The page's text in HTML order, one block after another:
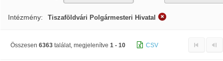
Intézmény: Tiszaföldvári Polgármesteri Hivatal
Összesen 6363 találat, megjelenítve 1 - 10 CSV